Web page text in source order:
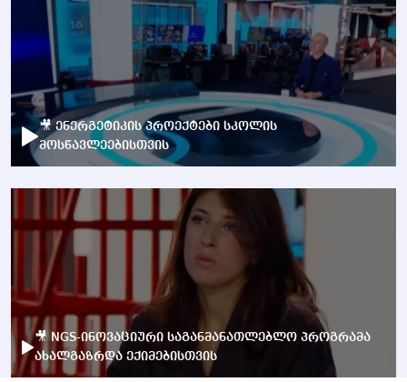
🎥 ენერგეტიკის პროექტები სკოლის
მოსწავლეებისთვის
🎥 NGS-ინოვაციური საგანმანათლებლო პროგრამა
ახალგაზრდა ექიმებისთვის